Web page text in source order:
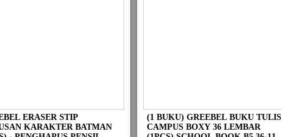
ERASER STIP
KARAKTER BATMAN
(1 BUKU) GREEBEL BUKU TULIS
CAMPUS BOXY 36 LEMBAR